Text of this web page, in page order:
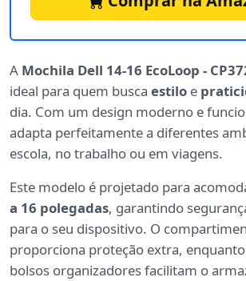
A Mochila Dell 14-16 EcoLoop -
ideal para quem busca estilo e
dia. Com um design moderno e
adapta perfeitamente a diferentes
escola, no trabalho ou em viagens.
Este modelo é projetado para
a 16 polegadas, garantindo
para o seu dispositivo. O
proporciona proteção extra,
bolsos organizadores facilitam o